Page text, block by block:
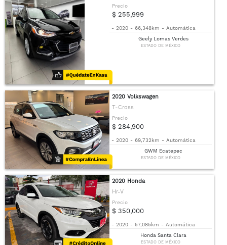
Precio
$ 255,999
- 2020 - 66,348km - Automática
Geely Lomas Verdes
ESTADO DE MÉXICO
2020 Volkswagen
T-Cross
Precio
$ 284,900
- 2020 - 69,732km - Automática
GWM Ecatepec
ESTADO DE MÉXICO
2020 Honda
Hr-V
Precio
$ 350,000
- 2020 - 57,085km - Automática
Honda Santa Clara
ESTADO DE MÉXICO